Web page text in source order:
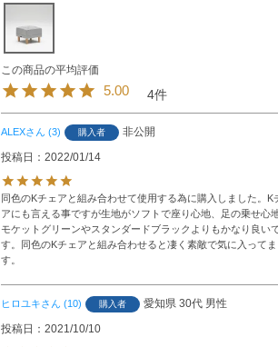
5.00 4
ALEX 3 購入者
非公開
投稿日
2022/01/14
同色のKチェアと組み合わせて使用する為に購入しました。K
アにも言える事ですが生地がソフトで座り心地、足の乗せ心
モケットグリーンやスタンダードブラックよりもかなり良い
す。同色のKチェアと組み合わせると凄く素敵で気に入ってま
す。
ヒロユキ 10 購入者 愛知県 30代 男性
投稿日
2021/10/10